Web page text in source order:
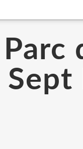
Parc
Sept